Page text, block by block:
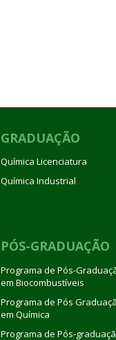
GRADUAÇÃO
Química Licenciatura
Química Industrial
PÓS-GRADUAÇÃO
Programa de Pós-
em Biocombustíveis
Programa de Pós
em Química
Programa de Pós-